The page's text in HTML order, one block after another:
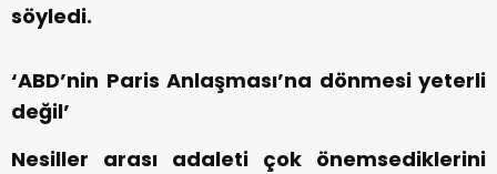
söyledi.
‘ABD’nin Paris Anlaşması’na dönmesi yeterli
değil’
Nesiller arası adaleti çok önemsediklerini